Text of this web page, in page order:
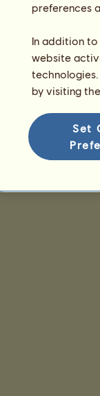
A classificação
Classificação para
preferences
In addition
website
by visiting
Set